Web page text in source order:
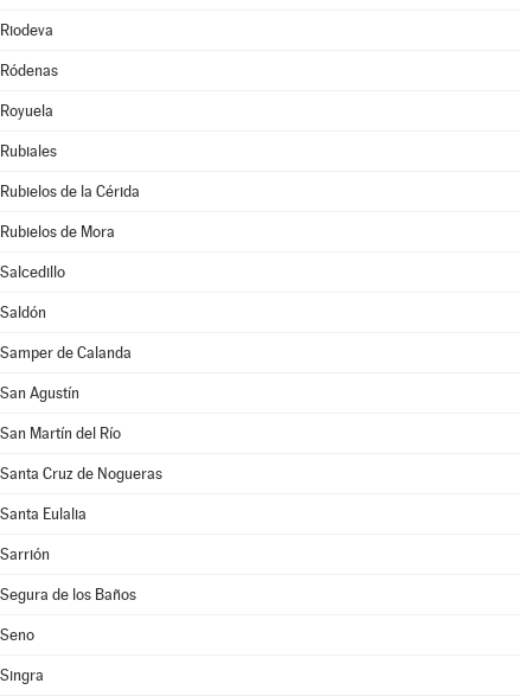
Riodeva
Ródenas
Royuela
Rubiales
Rubielos de la Cérida
Rubielos de Mora
Salcedillo
Saldón
Samper de Calanda
San Agustín
San Martín del Río
Santa Cruz de Nogueras
Santa Eulalia
Sarrión
Segura de los Baños
Seno
Singra